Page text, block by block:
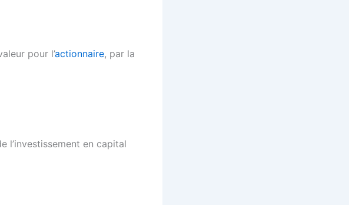
pour l’actionnaire, par la
l’investissement en capital